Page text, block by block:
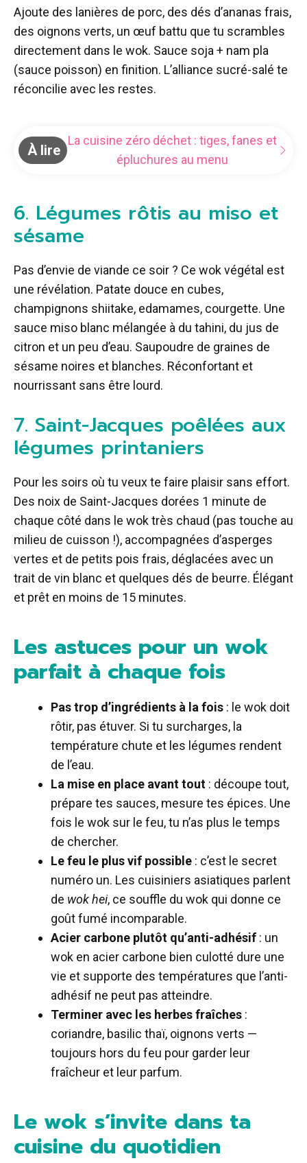
Ajoute des lanières de porc, des dés d’ananas frais,
des oignons verts, un œuf battu que tu scrambles
directement dans le wok. Sauce soja + nam pla
(sauce poisson) en finition. L’alliance sucré-salé te
réconcilie avec les restes.
À lire
La cuisine zéro déchet : tiges, fanes et
épluchures au menu
6. Légumes rôtis au miso et
sésame
Pas d’envie de viande ce soir ? Ce wok végétal est
une révélation. Patate douce en cubes,
champignons shiitake, edamames, courgette. Une
sauce miso blanc mélangée à du tahini, du jus de
citron et un peu d’eau. Saupoudre de graines de
sésame noires et blanches. Réconfortant et
nourrissant sans être lourd.
7. Saint-Jacques poêlées aux
légumes printaniers
Pour les soirs où tu veux te faire plaisir sans effort.
Des noix de Saint-Jacques dorées 1 minute de
chaque côté dans le wok très chaud (pas touche au
milieu de cuisson !), accompagnées d’asperges
vertes et de petits pois frais, déglacées avec un
trait de vin blanc et quelques dés de beurre. Élégant
et prêt en moins de 15 minutes.
Les astuces pour un wok
parfait à chaque fois
Pas trop d’ingrédients à la fois : le wok doit
rôtir, pas étuver. Si tu surcharges, la
température chute et les légumes rendent
de l’eau.
La mise en place avant tout : découpe tout,
prépare tes sauces, mesure tes épices. Une
fois le wok sur le feu, tu n’as plus le temps
de chercher.
Le feu le plus vif possible : c’est le secret
numéro un. Les cuisiniers asiatiques parlent
de wok hei, ce souffle du wok qui donne ce
goût fumé incomparable.
Acier carbone plutôt qu’anti-adhésif : un
wok en acier carbone bien culotté dure une
vie et supporte des températures que l’anti-
adhésif ne peut pas atteindre.
Terminer avec les herbes fraîches :
coriandre, basilic thaï, oignons verts —
toujours hors du feu pour garder leur
fraîcheur et leur parfum.
Le wok s’invite dans ta
cuisine du quotidien